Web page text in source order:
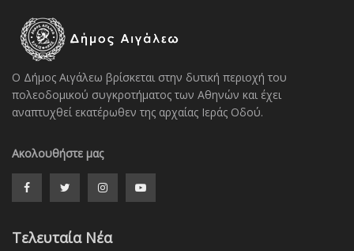
Ο Δήμος Αιγάλεω βρίσκεται στην δυτική περιοχή του
πολεοδομικού συγκροτήματος των Αθηνών και έχει
αναπτυχθεί εκατέρωθεν της αρχαίας Ιεράς Οδού.
Ακολουθήστε μας
Τελευταία Νέα